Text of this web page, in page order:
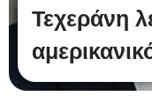
Τεχεράνη